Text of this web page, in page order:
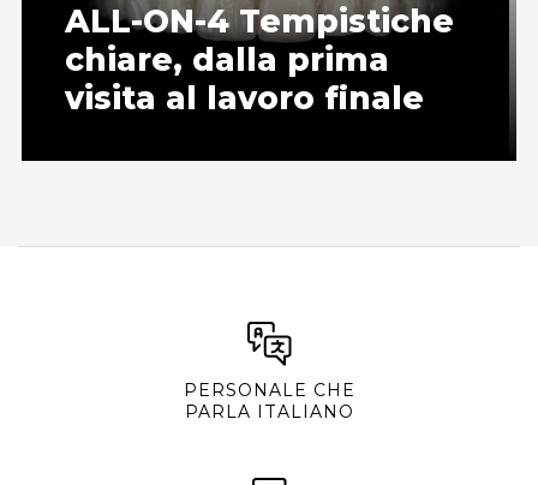
ALL-ON-4 Tempistiche
chiare, dalla prima
visita al lavoro finale
PERSONALE CHE
PARLA ITALIANO